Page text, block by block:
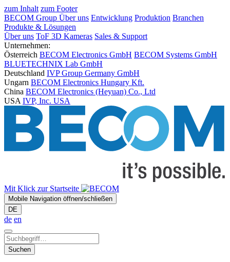
zum Inhalt zum Footer
BECOM Group Über uns Entwicklung Produktion Branchen
Produkte & Lösungen
Über uns ToF 3D Kameras Sales & Support
Unternehmen:
Österreich BECOM Electronics GmbH BECOM Systems GmbH
BLUETECHNIX Lab GmbH
Deutschland IVP Group Germany GmbH
Ungarn BECOM Electronics Hungary Kft.
China BECOM Electronics (Heyuan) Co., Ltd
USA IVP, Inc. USA
Mit Klick zur Startseite
Mobile Navigation öffnen/schließen
DE
de en
Suchen